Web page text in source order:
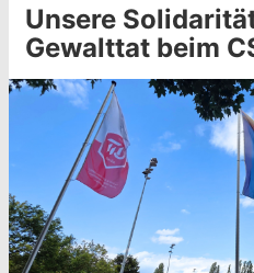
Unsere
Gewalttat beim